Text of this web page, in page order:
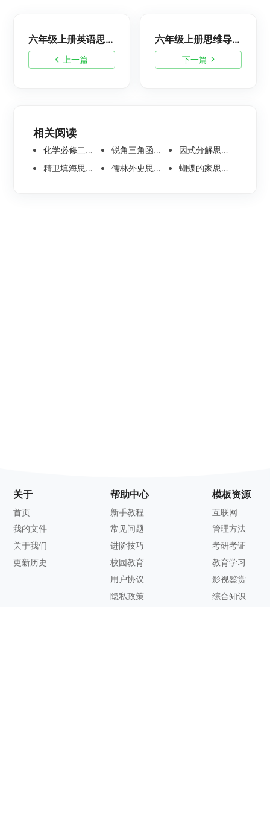
上一篇
六年级上册英语思维导图，高清简单又漂亮
下一篇
六年级上册思维导图怎么整理？高清简单脑图分享
相关阅读
化学必修二思维导图合集，高中高清化学思维导图整理 锐角三角函数思维导图 | 数学思维导图分享
因式分解思维导图高清版-数学思维导图模板分享
精卫填海思维导图怎么画？高清版精卫填海思维导图模板分享
儒林外史思维导图大全|高清版免费思维导图模板 蝴蝶的家思维导图怎么画？高清版蝴蝶的家思维导图分享
关于
首页
我的文件
关于我们
更新历史
帮助中心
新手教程
常见问题
进阶技巧
校园教育
用户协议
隐私政策
模板资源
互联网
管理方法
考研考证
教育学习
影视鉴赏
综合知识